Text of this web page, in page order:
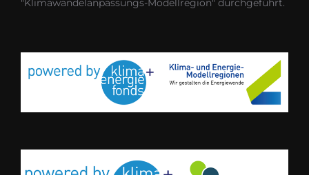
"Klimawandelanpassungs-Modellregion" durchgeführt.